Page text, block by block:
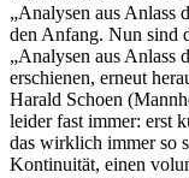
„Analysen aus Anlass
den Anfang. Nun sind
„Analysen aus Anlass
erschienen, erneut
Harald Schoen
leider fast immer: erst
das wirklich immer so
Kontinuität, einen